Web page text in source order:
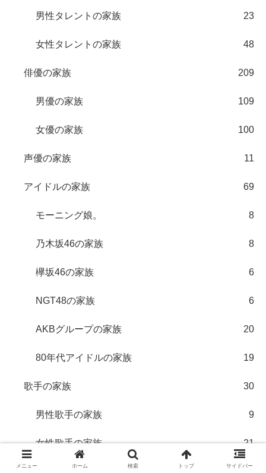
男性タレントの家族 23
女性タレントの家族 48
俳優の家族 209
男優の家族 109
女優の家族 100
声優の家族 11
アイドルの家族 69
モーニング娘。 8
乃木坂46の家族 8
欅坂46の家族 6
NGT48の家族 6
AKBグループの家族 20
80年代アイドルの家族 19
歌手の家族 30
男性歌手の家族 9
女性歌手の家族 21
メニュー ホーム 検索 トップ サイドバー